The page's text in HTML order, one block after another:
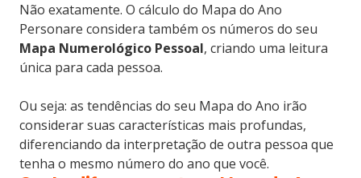
Não exatamente. O cálculo do Mapa do Ano
Personare considera também os números do seu
Mapa Numerológico Pessoal, criando uma leitura
única para cada pessoa.
Ou seja: as tendências do seu Mapa do Ano irão
considerar suas características mais profundas,
diferenciando da interpretação de outra pessoa que
tenha o mesmo número do ano que você.